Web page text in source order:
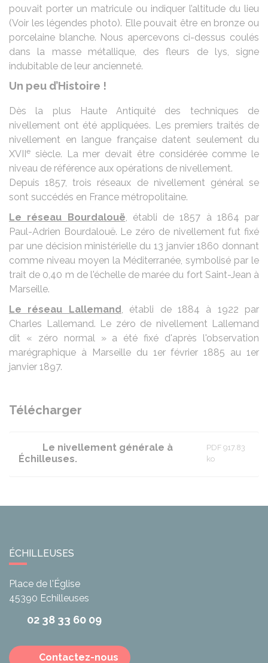
pouvait porter un matricule ou indiquer l’altitude du lieu
(Voir les légendes photo). Elle pouvait être en bronze ou
porcelaine blanche. Nous apercevons ci-dessus coulés
dans la masse métallique, des fleurs de lys, signe
indubitable de leur ancienneté.
Un peu d’Histoire !
Dès la plus Haute Antiquité des techniques de
nivellement ont été appliquées. Les premiers traités de
nivellement en langue française datent seulement du
XVIIe siècle. La mer devait être considérée comme le
niveau de référence aux opérations de nivellement.
Depuis 1857, trois réseaux de nivellement général se
sont succédés en France métropolitaine.
Le réseau Bourdalouë, établi de 1857 à 1864 par
Paul-Adrien Bourdalouë. Le zéro de nivellement fut fixé
par une décision ministérielle du 13 janvier 1860 donnant
comme niveau moyen la Méditerranée, symbolisé par le
trait de 0,40 m de l'échelle de marée du fort Saint-Jean à
Marseille.
Le réseau Lallemand, établi de 1884 à 1922 par
Charles Lallemand. Le zéro de nivellement Lallemand
dit « zéro normal » a été fixé d'après l'observation
marégraphique à Marseille du 1er février 1885 au 1er
janvier 1897.
Télécharger
Le nivellement générale à
Échilleuses.
PDF 917.83
ko
ÉCHILLEUSES
Place de l'Église
45390 Echilleuses
02 38 33 60 09
Contactez-nous